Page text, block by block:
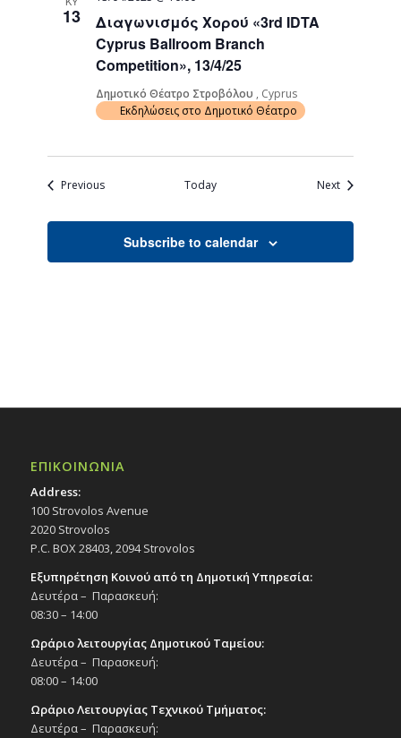
13
Διαγωνισμός Χορού «3rd IDTA
Cyprus Ballroom Branch
Competition», 13/4/25
Δημοτικό Θέατρο Στροβόλου , Cyprus
Εκδηλώσεις στο Δημοτικό Θέατρο
PreviousEvents Today NextEvents
Subscribe to calendar
ΕΠΙΚΟΙΝΩΝΙΑ
Address:
100 Strovolos Avenue
2020 Strovolos
P.C. BOX 28403, 2094 Strovolos
Εξυπηρέτηση Κοινού από τη Δημοτική Υπηρεσία:
Δευτέρα – Παρασκευή:
08:30 – 14:00
Ωράριο λειτουργίας Δημοτικού Ταμείου:
Δευτέρα – Παρασκευή:
08:00 – 14:00
Ωράριο Λειτουργίας Τεχνικού Τμήματος:
Δευτέρα – Παρασκευή: